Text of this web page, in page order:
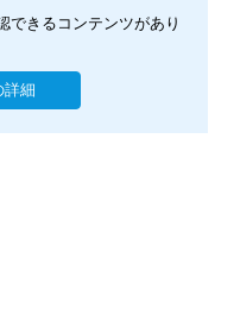
できるコンテンツがあり
詳細